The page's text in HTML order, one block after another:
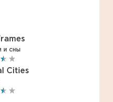
и сны
Cities